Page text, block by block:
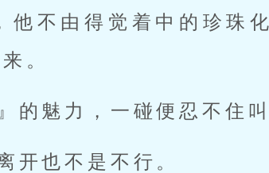
不由得觉着中的珍珠
。
的魅力，一碰便忍不住
开也不是不行。